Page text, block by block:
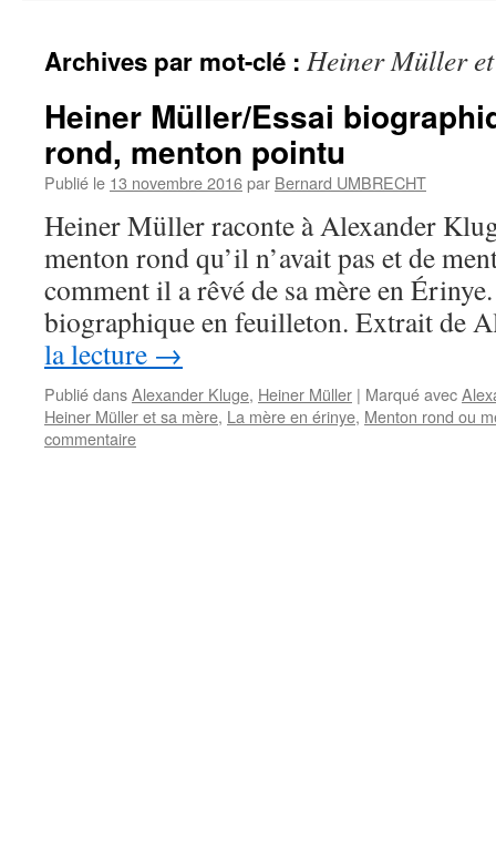
Archives par mot-clé : Heiner Müller
Heiner Müller/Essai
rond, menton pointu
Publié le 13 novembre 2016par Bernard UMBRECHT
Heiner Müller raconte à Alexander
menton rond qu’il n’avait pas et de
comment il a rêvé de sa mère en
biographique en feuilleton. Extrait de
la lecture →
Publié dansAlexander Kluge, Heiner Müller | Marqué avec
Heiner Müller et sa mère, La mère en érinye, Menton rond ou
commentaire